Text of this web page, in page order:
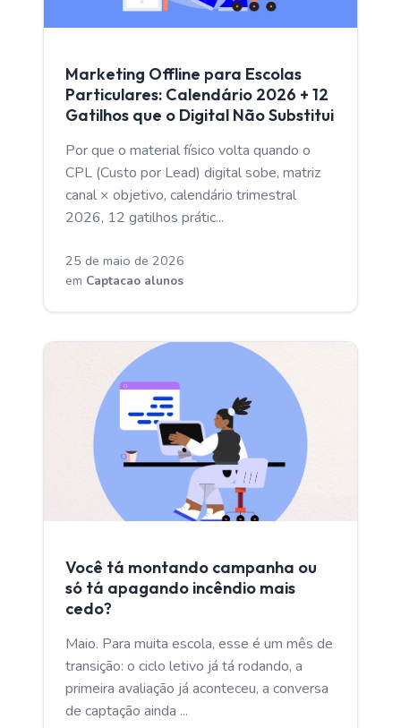
Marketing Offline para Escolas
Particulares: Calendário 2026 + 12
Gatilhos que o Digital Não Substitui
Por que o material físico volta quando o
CPL (Custo por Lead) digital sobe, matriz
canal × objetivo, calendário trimestral
2026, 12 gatilhos prátic...
25 de maio de 2026
em Captacao alunos
Você tá montando campanha ou
só tá apagando incêndio mais
cedo?
Maio. Para muita escola, esse é um mês de
transição: o ciclo letivo já tá rodando, a
primeira avaliação já aconteceu, a conversa
de captação ainda ...